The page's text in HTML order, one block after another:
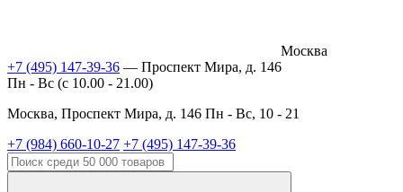
Москва
+7 (495) 147-39-36 — Проспект Мира, д. 146
Пн - Вс (c 10.00 - 21.00)
Москва, Проспект Мира, д. 146 Пн - Вс, 10 - 21
+7 (984) 660-10-27 +7 (495) 147-39-36